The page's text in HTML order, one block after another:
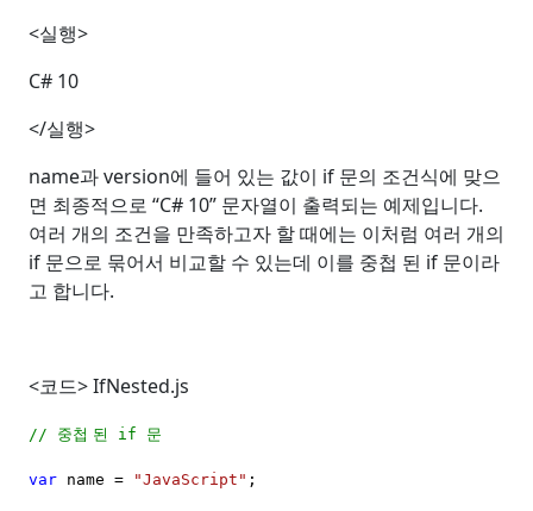
<실행>
C# 10
</실행>
name과version에 들어 있는 값이 if 문의 조건식에 맞으
면 최종적으로 “C# 10” 문자열이 출력되는 예제입니다.
여러 개의 조건을 만족하고자 할 때에는 이처럼 여러 개의
if 문으로 묶어서 비교할 수 있는데 이를 중첩 된 if 문이라
고 합니다.
<코드> IfNested.js
// 중첩 된 if 문
var name = "JavaScript" ;